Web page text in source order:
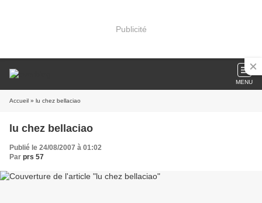
Publicité
MENU
Accueil » lu chez bellaciao
lu chez bellaciao
Publié le 24/08/2007 à 01:02
Par prs 57